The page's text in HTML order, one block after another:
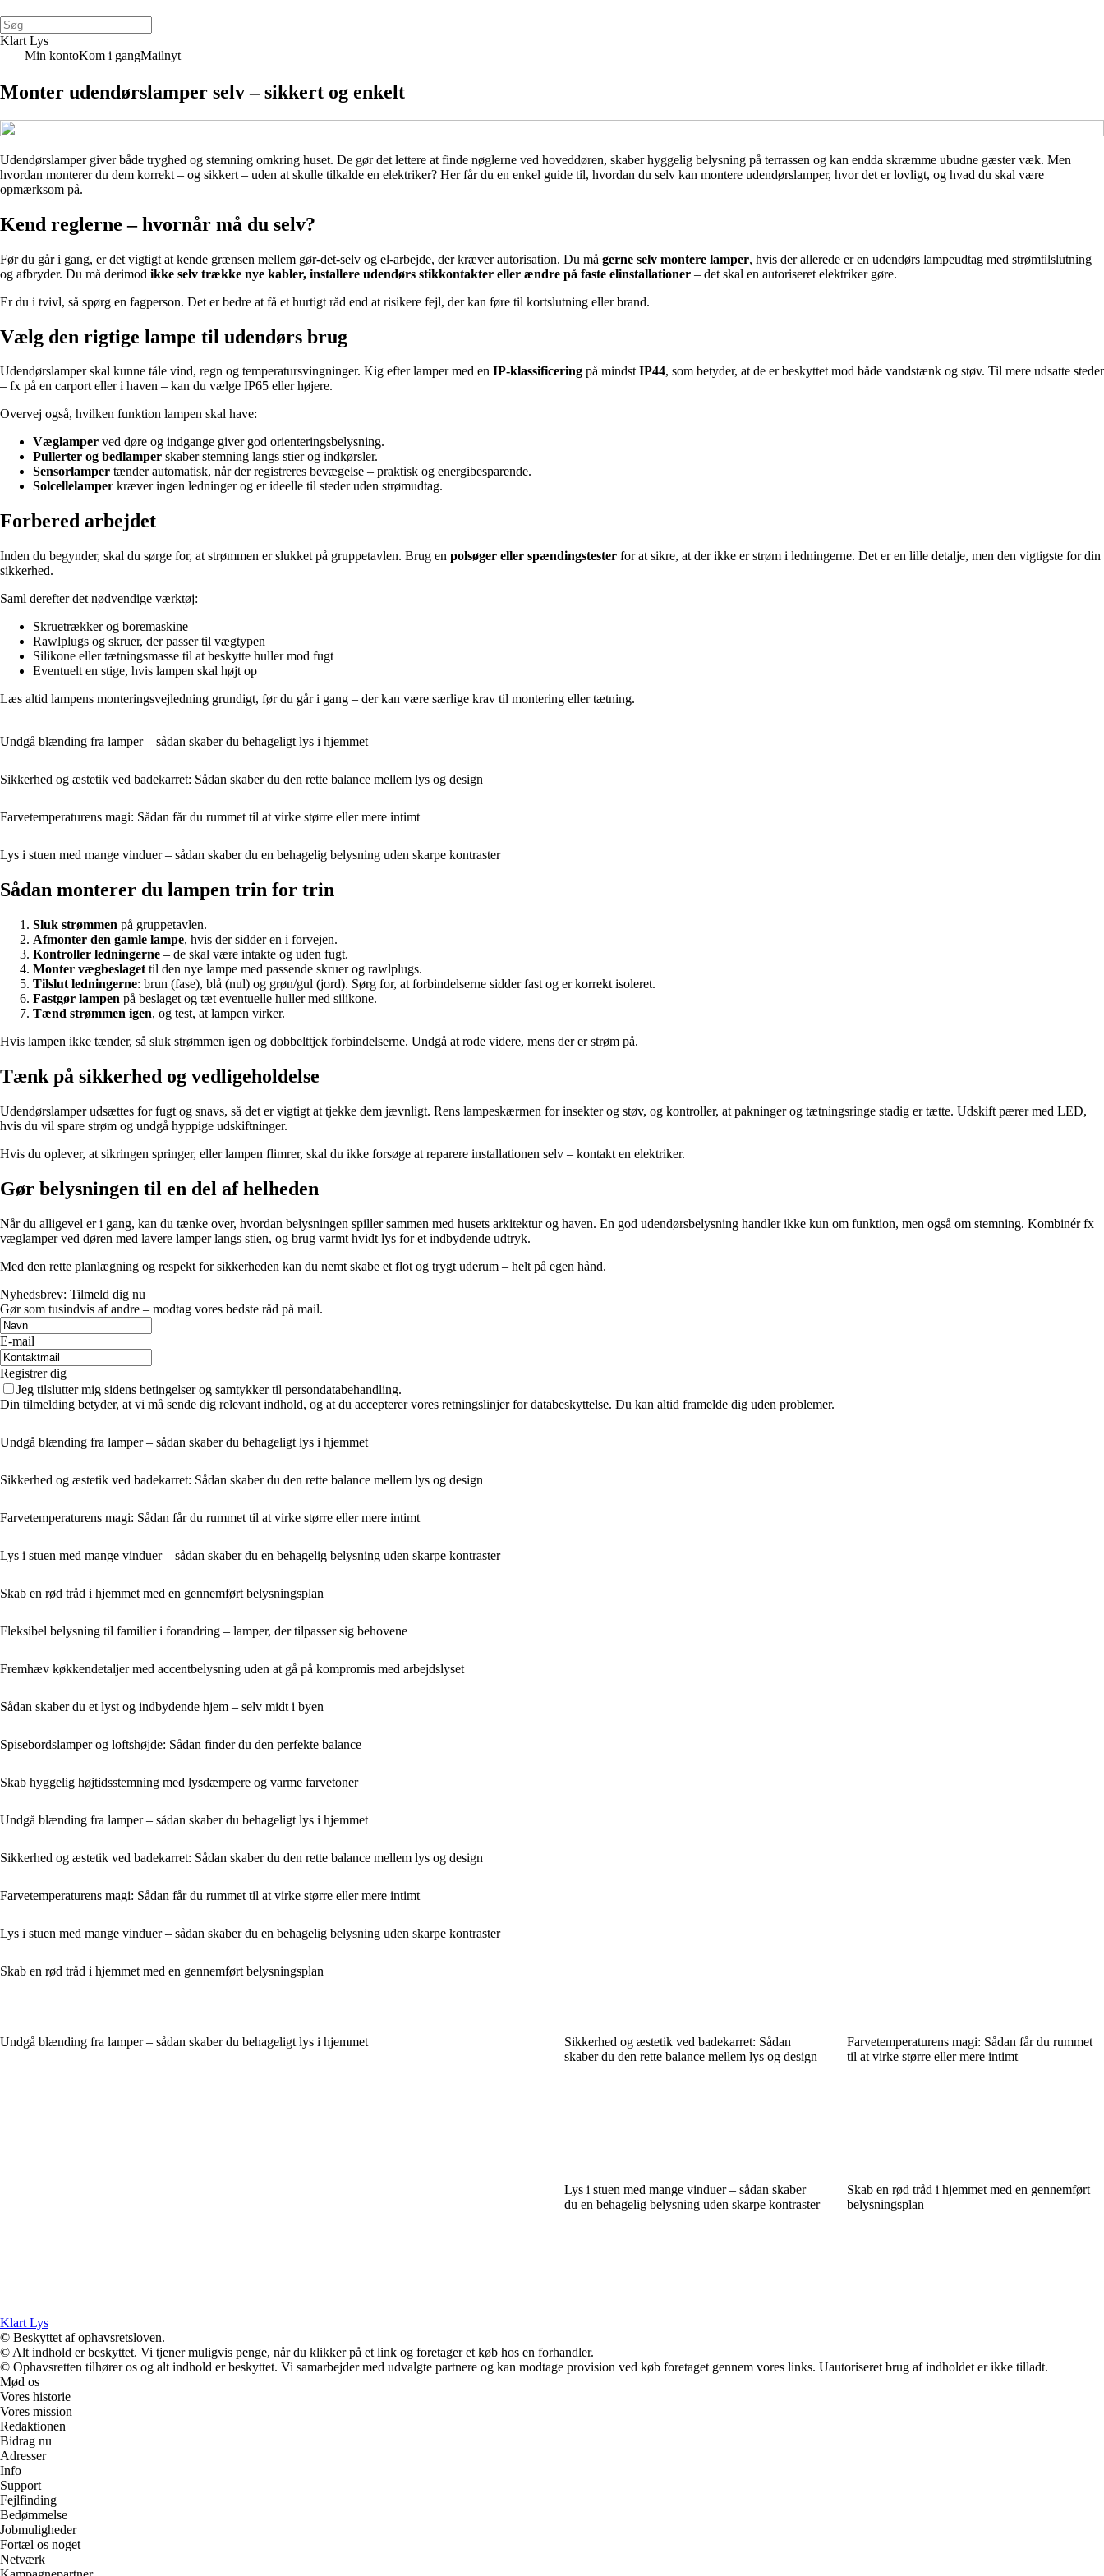
Klart Lys
Min kontoKom i gangMailnyt
Monter udendørslamper selv – sikkert og enkelt
Udendørslamper giver både tryghed og stemning omkring huset. De gør det lettere at finde nøglerne ved hoveddøren, skaber hyggelig belysning på terrassen og kan endda skræmme ubudne gæster væk. Men
hvordan monterer du dem korrekt – og sikkert – uden at skulle tilkalde en elektriker? Her får du en enkel guide til, hvordan du selv kan montere udendørslamper, hvor det er lovligt, og hvad du skal være
opmærksom på.
Kend reglerne – hvornår må du selv?
Før du går i gang, er det vigtigt at kende grænsen mellem gør-det-selv og el-arbejde, der kræver autorisation. Du må gerne selv montere lamper, hvis der allerede er en udendørs lampeudtag med strømtilslutning
og afbryder. Du må derimod ikke selv trække nye kabler, installere udendørs stikkontakter eller ændre på faste elinstallationer – det skal en autoriseret elektriker gøre.
Er du i tvivl, så spørg en fagperson. Det er bedre at få et hurtigt råd end at risikere fejl, der kan føre til kortslutning eller brand.
Vælg den rigtige lampe til udendørs brug
Udendørslamper skal kunne tåle vind, regn og temperatursvingninger. Kig efter lamper med en IP-klassificering på mindstIP44, som betyder, at de er beskyttet mod både vandstænk og støv. Til mere udsatte steder
– fx på en carport eller i haven – kan du vælge IP65 eller højere.
Overvej også, hvilken funktion lampen skal have:
Væglamper ved døre og indgange giver god orienteringsbelysning.
Pullerter og bedlamper skaber stemning langs stier og indkørsler.
Sensorlamper tænder automatisk, når der registreres bevægelse – praktisk og energibesparende.
Solcellelamper kræver ingen ledninger og er ideelle til steder uden strømudtag.
Forbered arbejdet
Inden du begynder, skal du sørge for, at strømmen er slukket på gruppetavlen. Brug en polsøger eller spændingstester for at sikre, at der ikke er strøm i ledningerne. Det er en lille detalje, men den vigtigste for din
sikkerhed.
Saml derefter det nødvendige værktøj:
Skruetrækker og boremaskine
Rawlplugs og skruer, der passer til vægtypen
Silikone eller tætningsmasse til at beskytte huller mod fugt
Eventuelt en stige, hvis lampen skal højt op
Læs altid lampens monteringsvejledning grundigt, før du går i gang – der kan være særlige krav til montering eller tætning.
Undgå blænding fra lamper – sådan skaber du behageligt lys i hjemmet
Sikkerhed og æstetik ved badekarret: Sådan skaber du den rette balance mellem lys og design
Farvetemperaturens magi: Sådan får du rummet til at virke større eller mere intimt
Lys i stuen med mange vinduer – sådan skaber du en behagelig belysning uden skarpe kontraster
Sådan monterer du lampen trin for trin
Sluk strømmen på gruppetavlen.
Afmonter den gamle lampe, hvis der sidder en i forvejen.
Kontroller ledningerne – de skal være intakte og uden fugt.
Monter vægbeslaget til den nye lampe med passende skruer og rawlplugs.
Tilslut ledningerne: brun (fase), blå (nul) og grøn/gul (jord). Sørg for, at forbindelserne sidder fast og er korrekt isoleret.
Fastgør lampen på beslaget og tæt eventuelle huller med silikone.
Tænd strømmen igen, og test, at lampen virker.
Hvis lampen ikke tænder, så sluk strømmen igen og dobbelttjek forbindelserne. Undgå at rode videre, mens der er strøm på.
Tænk på sikkerhed og vedligeholdelse
Udendørslamper udsættes for fugt og snavs, så det er vigtigt at tjekke dem jævnligt. Rens lampeskærmen for insekter og støv, og kontroller, at pakninger og tætningsringe stadig er tætte. Udskift pærer med LED,
hvis du vil spare strøm og undgå hyppige udskiftninger.
Hvis du oplever, at sikringen springer, eller lampen flimrer, skal du ikke forsøge at reparere installationen selv – kontakt en elektriker.
Gør belysningen til en del af helheden
Når du alligevel er i gang, kan du tænke over, hvordan belysningen spiller sammen med husets arkitektur og haven. En god udendørsbelysning handler ikke kun om funktion, men også om stemning. Kombinér fx
væglamper ved døren med lavere lamper langs stien, og brug varmt hvidt lys for et indbydende udtryk.
Med den rette planlægning og respekt for sikkerheden kan du nemt skabe et flot og trygt uderum – helt på egen hånd.
Nyhedsbrev: Tilmeld dig nu
Gør som tusindvis af andre – modtag vores bedste råd på mail.
E-mail
Registrer dig
Jeg tilslutter mig sidens betingelser og samtykker til persondatabehandling.
Din tilmelding betyder, at vi må sende dig relevant indhold, og at du accepterer vores retningslinjer for databeskyttelse. Du kan altid framelde dig uden problemer.
Undgå blænding fra lamper – sådan skaber du behageligt lys i hjemmet
Sikkerhed og æstetik ved badekarret: Sådan skaber du den rette balance mellem lys og design
Farvetemperaturens magi: Sådan får du rummet til at virke større eller mere intimt
Lys i stuen med mange vinduer – sådan skaber du en behagelig belysning uden skarpe kontraster
Skab en rød tråd i hjemmet med en gennemført belysningsplan
Fleksibel belysning til familier i forandring – lamper, der tilpasser sig behovene
Fremhæv køkkendetaljer med accentbelysning uden at gå på kompromis med arbejdslyset
Sådan skaber du et lyst og indbydende hjem – selv midt i byen
Spisebordslamper og loftshøjde: Sådan finder du den perfekte balance
Skab hyggelig højtidsstemning med lysdæmpere og varme farvetoner
Undgå blænding fra lamper – sådan skaber du behageligt lys i hjemmet
Sikkerhed og æstetik ved badekarret: Sådan skaber du den rette balance mellem lys og design
Farvetemperaturens magi: Sådan får du rummet til at virke større eller mere intimt
Lys i stuen med mange vinduer – sådan skaber du en behagelig belysning uden skarpe kontraster
Skab en rød tråd i hjemmet med en gennemført belysningsplan
Undgå blænding fra lamper – sådan skaber du behageligt lys i hjemmet
Sikkerhed og æstetik ved badekarret: Sådan
skaber du den rette balance mellem lys og design
Farvetemperaturens magi: Sådan får du rummet
til at virke større eller mere intimt
Lys i stuen med mange vinduer – sådan skaber
du en behagelig belysning uden skarpe kontraster
Skab en rød tråd i hjemmet med en gennemført
belysningsplan
Klart Lys
© Beskyttet af ophavsretsloven.
© Alt indhold er beskyttet. Vi tjener muligvis penge, når du klikker på et link og foretager et køb hos en forhandler.
© Ophavsretten tilhører os og alt indhold er beskyttet. Vi samarbejder med udvalgte partnere og kan modtage provision ved køb foretaget gennem vores links. Uautoriseret brug af indholdet er ikke tilladt.
Mød os
Vores historie
Vores mission
Redaktionen
Bidrag nu
Adresser
Info
Support
Fejlfinding
Bedømmelse
Jobmuligheder
Fortæl os noget
Netværk